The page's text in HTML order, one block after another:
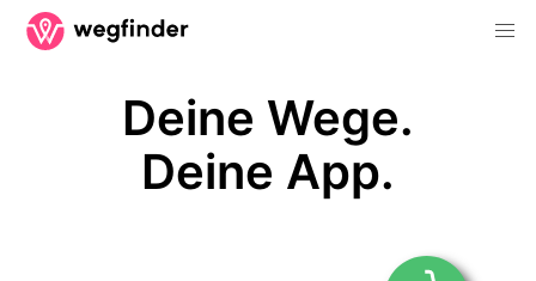
Deine Wege.
Deine App.